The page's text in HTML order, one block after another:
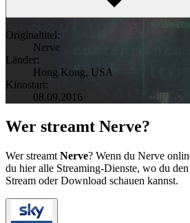
Originaltitel:
Nerve
Länder:
Hong Kong, USA
Kinostart:
08.09.2016
Wer streamt Nerve?
Wer streamt Nerve? Wenn du Nerve
du hier alle Streaming-Dienste, wo du
Stream oder Download schauen kannst.